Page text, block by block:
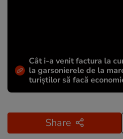
Cât i-a venit factura la
la garsonierele de la
turiștilor să facă
Share